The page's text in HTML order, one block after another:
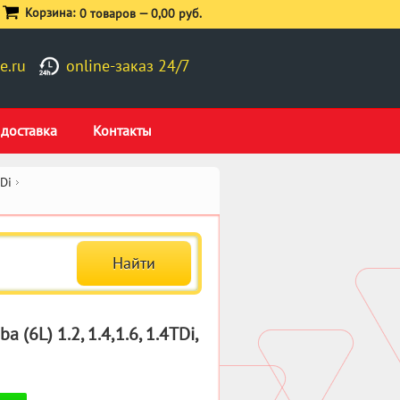
online-заказ 24/7
Контакты
Корзина: 0 товаров —0,00 руб.
(6L) 1.2, 1.4,1.6, 1.4TDi,